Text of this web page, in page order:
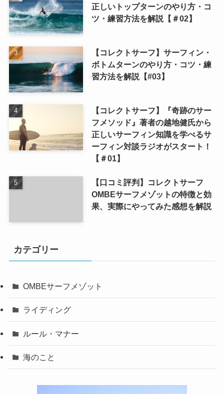
正しいトップターンのやり方・コ
ツ・練習方法を解説【＃02】
【コレクトサーフ】サーフィン・
ボトムターンのやり方・コツ・練
習方法を解説【#03】
【コレクトサーフ】『奇跡のサー
フメソッド』著者の越地健氏から
正しいサーフィン知識を学べるサ
ーフィン対談ラジオがスタート！
【＃01】
【口コミ評判】コレクトサーフ
OMBEサーフメゾットの特徴と効
果、実際にやってみた感想を解説
カテゴリー
OMBEサーフメゾット
ライディング
ルール・マナー
海のこと